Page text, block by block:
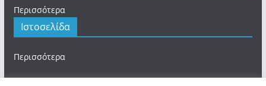
Περισσότερα
Ιστοσελίδα
Περισσότερα